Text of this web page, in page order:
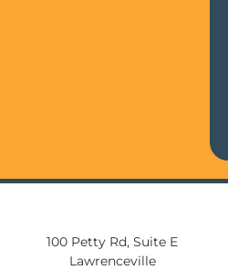
100 Petty Rd, Suite E
Lawrenceville